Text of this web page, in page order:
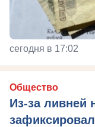
сегодня в 17:02
Общество
Из-за ливней